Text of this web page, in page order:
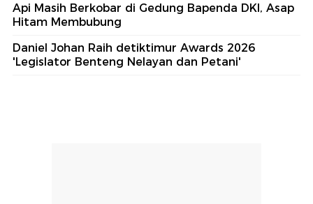
Api Masih Berkobar di Gedung Bapenda DKI, Asap
Hitam Membubung
Daniel Johan Raih detiktimur Awards 2026
'Legislator Benteng Nelayan dan Petani'